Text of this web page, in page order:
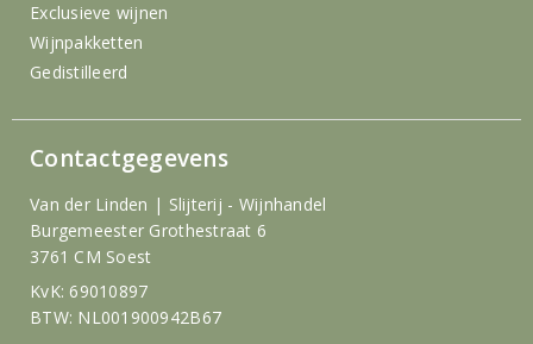
Exclusieve wijnen
Wijnpakketten
Gedistilleerd
Contactgegevens
Van der Linden | Slijterij - Wijnhandel
Burgemeester Grothestraat 6
3761 CM Soest
KvK: 69010897
BTW: NL001900942B67